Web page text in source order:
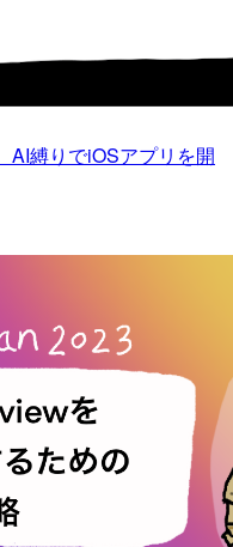
AI縛りでiOSアプリを開